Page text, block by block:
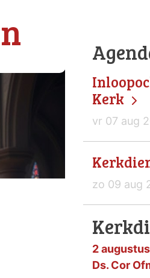
Kerk
vr 07 aug
zo 09 aug
2
Ds. Cor